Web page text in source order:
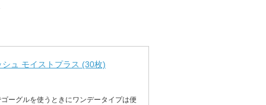
シュ モイストプラス (30枚)
ーグルを使うときにワンデータイプは便